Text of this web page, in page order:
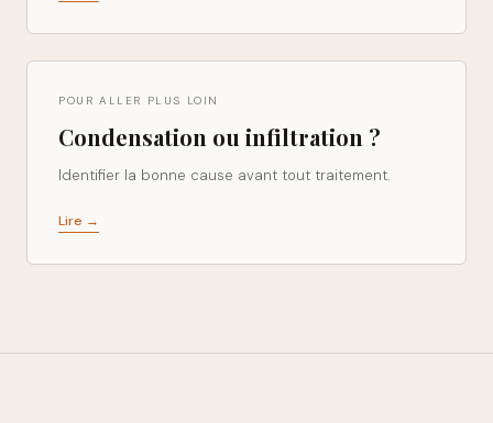
POUR ALLER PLUS LOIN
Condensation ou infiltration ?
Identifier la bonne cause avant tout traitement.
Lire →